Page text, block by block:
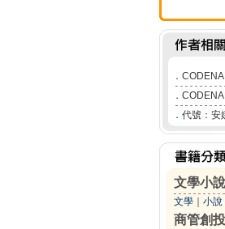
．
．
． 代號：安
文學小說
文學 小說
商管創投